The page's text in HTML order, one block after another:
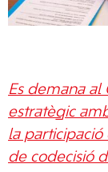
Es demana al
estratègic
la participació
de codecisió